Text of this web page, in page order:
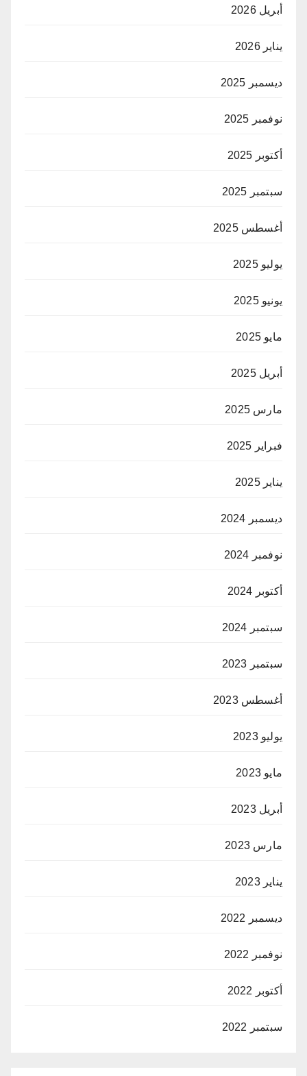
أبريل 2026
يناير 2026
ديسمبر 2025
نوفمبر 2025
أكتوبر 2025
سبتمبر 2025
أغسطس 2025
يوليو 2025
يونيو 2025
مايو 2025
أبريل 2025
مارس 2025
فبراير 2025
يناير 2025
ديسمبر 2024
نوفمبر 2024
أكتوبر 2024
سبتمبر 2024
سبتمبر 2023
أغسطس 2023
يوليو 2023
مايو 2023
أبريل 2023
مارس 2023
يناير 2023
ديسمبر 2022
نوفمبر 2022
أكتوبر 2022
سبتمبر 2022